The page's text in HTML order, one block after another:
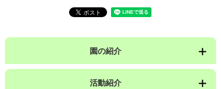
園の紹介
活動紹介